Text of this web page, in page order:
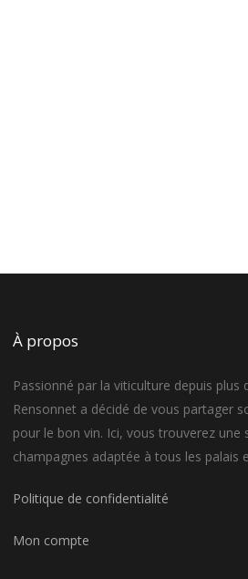
À propos
Passionné par la viticulture depuis plus
Rensonnet a décidé de vous partager
pour le bon vin. Ici, vous trouverez une
champagnes adaptée à tous les palais
Politique de confidentialité
Mon compte